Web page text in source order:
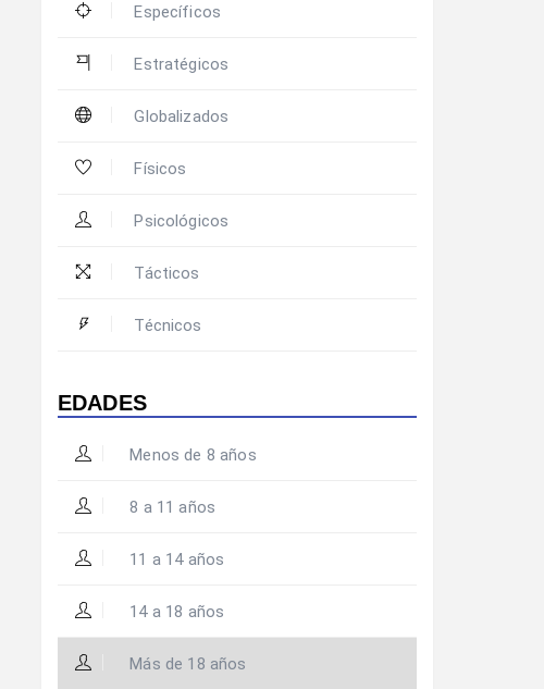
Específicos
Estratégicos
Globalizados
Físicos
Psicológicos
Tácticos
Técnicos
EDADES
Menos de 8 años
8 a 11 años
11 a 14 años
14 a 18 años
Más de 18 años